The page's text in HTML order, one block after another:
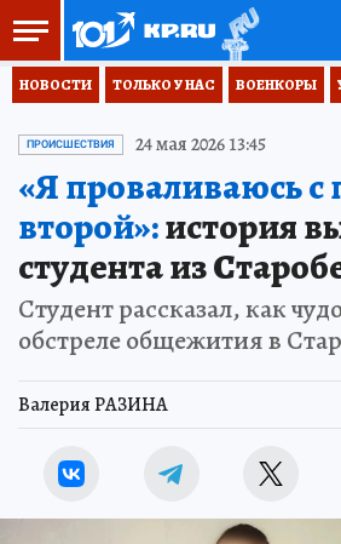
НОВОСТИ ТОЛЬКО У НАС ВОЕНКОРЫ
ПРОИСШЕСТВИЯ 24 мая 2026 13:45
«Я проваливаюсь с
второй»:история
студента из
Студент рассказал, как
обстреле общежития в
Валерия РАЗИНА